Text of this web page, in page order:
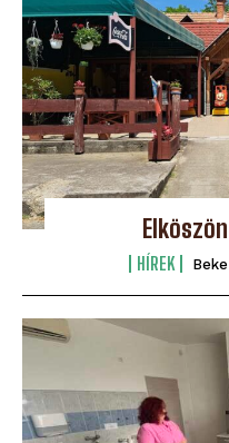
HÍREK